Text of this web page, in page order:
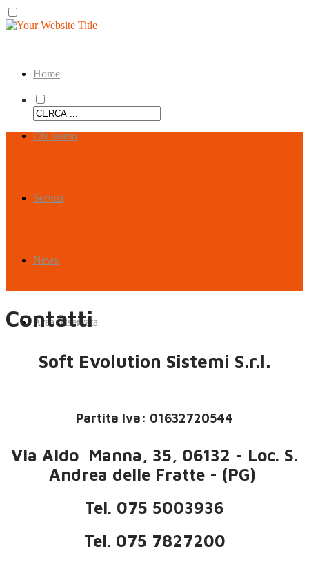
Home
Chi siamo
Servizi
News
Area Riservata
Contatti
Soft Evolution Sistemi S.r.l.
Partita Iva: 01632720544
Via Aldo Manna, 35, 06132 - Loc. S.
Andrea delle Fratte - (PG)
Tel. 075 5003936
Tel. 075 7827200